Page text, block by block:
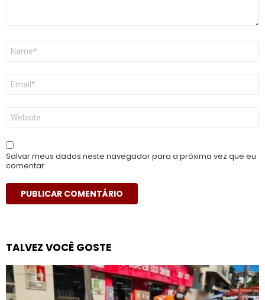
Nome
E-
mail
*
Site
Salvar meus dados neste navegador para a próxima vez que eu
comentar.
TALVEZ VOCÊ GOSTE